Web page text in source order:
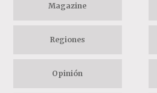
Magazine
Regiones
Opinión